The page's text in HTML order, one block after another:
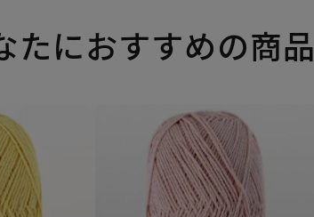
たにおすすめの商品